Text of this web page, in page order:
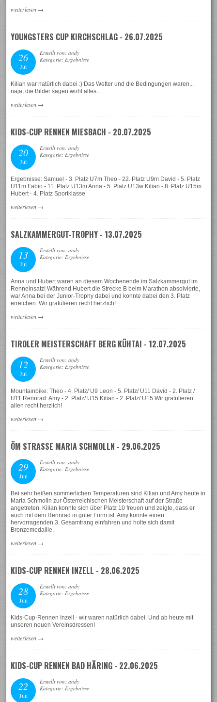
weiterlesen →
YOUNGSTERS CUP KIRCHSCHLAG - 26.07.2025
26
Jul
Erstellt von: andy
Kategorie: Ergebnisse
Kilian war natürlich dabei :) Das Wetter und die Bedingungen waren...
naja, die Bilder sagen wohl alles...
weiterlesen →
KIDS-CUP RENNEN MIESBACH - 20.07.2025
20
Jul
Erstellt von: andy
Kategorie: Ergebnisse
Ergebnisse: Samuel - 3. Platz U7m Theo - 22. Platz U9m David - 5. Platz
U11m Fabio - 11. Platz U13m Anna - 5. Platz U13w Kilian - 8. Platz U15m
Hubert - 4. Platz Sportklasse
weiterlesen →
SALZKAMMERGUT-TROPHY - 13.07.2025
13
Jul
Erstellt von: andy
Kategorie: Ergebnisse
Anna und Hubert waren an diesem Wochenende im Salzkammergut im
Renneinsatz! Während Hubert die Strecke B beim Marathon absolvierte,
war Anna bei der Junior-Trophy dabei und konnte dabei den 3. Platz
erreichen. Wir gratulieren recht herzlich!
weiterlesen →
TIROLER MEISTERSCHAFT BERG KÜHTAI - 12.07.2025
12
Jul
Erstellt von: andy
Kategorie: Ergebnisse
Mountainbike: Theo - 4. Platz/ U9 Leon - 5. Platz/ U11 David - 2. Platz /
U11 Rennrad: Amy - 2. Platz/ U15 Kilian - 2. Platz/ U15 Wir gratulieren
allen recht herzlich!
weiterlesen →
ÖM STRASSE MARIA SCHMOLLN - 29.06.2025
29
Jun
Erstellt von: andy
Kategorie: Ergebnisse
Bei sehr heißen sommerlichen Temperaturen sind Kilian und Amy heute in
Maria Schmolln zur Österreichischen Meisterschaft auf der Straße
angetreten. Kilian konnte sich über Platz 10 freuen und zeigte, dass er
auch mit dem Rennrad in guter Form ist. Amy konnte einen
hervorragenden 3. Gesamtrang einfahren und holte sich damit
Bronzemedaille.
weiterlesen →
KIDS-CUP RENNEN INZELL - 28.06.2025
28
Jun
Erstellt von: andy
Kategorie: Ergebnisse
Kids-Cup-Rennen Inzell - wir waren natürlich dabei. Und ab heute mit
unseren neuen Vereinsdressen!
weiterlesen →
KIDS-CUP RENNEN BAD HÄRING - 22.06.2025
22
Jun
Erstellt von: andy
Kategorie: Ergebnisse